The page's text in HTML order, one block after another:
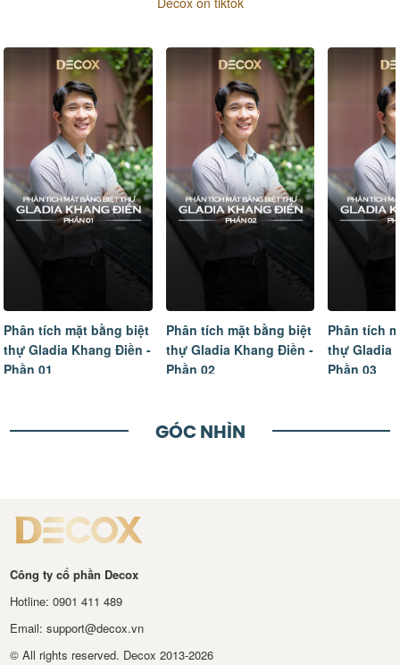
Phân tích mặt bằng biệt
thự Gladia Khang Điền -
Phần 02
Phân tích mặt bằng biệt
thự Gladia Khang Điền -
Phần 03
Tâm sự
ngôi nhà
hoàn thiện
GÓC NHÌN
Công ty cổ phần Decox
Hotline: 0901 411 489
Email: support@decox.vn
© All rights reserved. Decox 2013-2026